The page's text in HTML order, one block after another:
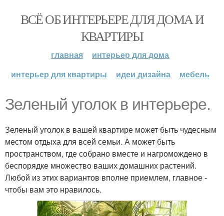
ВСЁ ОБ ИНТЕРЬЕРЕ ДЛЯ ДОМА И
КВАРТИРЫ
главная
интерьер для дома
интерьер для квартиры
идеи дизайна мебель
Зеленый уголок в интерьере.
Зеленый уголок в вашей квартире может быть чудесным
местом отдыха для всей семьи. А может быть
пространством, где собрано вместе и нагромождено в
беспорядке множество ваших домашних растений.
Любой из этих вариантов вполне приемлем, главное -
чтобы вам это нравилось.